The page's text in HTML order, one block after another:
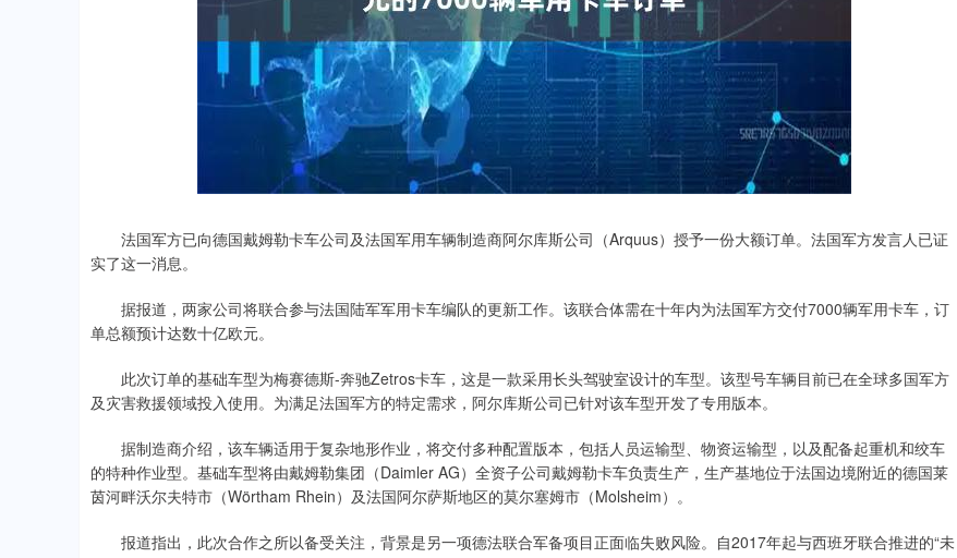
法国军方已向德国戴姆勒卡车公司及法国军用车辆制造商阿尔库斯公司（Arquus）授予一份大额订单。法国军方发言人已证
实了这一消息。
据报道，两家公司将联合参与法国陆军军用卡车编队的更新工作。该联合体需在十年内为法国军方交付7000辆军用卡车，订
单总额预计达数十亿欧元。
此次订单的基础车型为梅赛德斯-奔驰Zetros卡车，这是一款采用长头驾驶室设计的车型。该型号车辆目前已在全球多国军方
及灾害救援领域投入使用。为满足法国军方的特定需求，阿尔库斯公司已针对该车型开发了专用版本。
据制造商介绍，该车辆适用于复杂地形作业，将交付多种配置版本，包括人员运输型、物资运输型，以及配备起重机和绞车
的特种作业型。基础车型将由戴姆勒集团（Daimler AG）全资子公司戴姆勒卡车负责生产，生产基地位于法国边境附近的德国莱
茵河畔沃尔夫特市（Wörtham Rhein）及法国阿尔萨斯地区的莫尔塞姆市（Molsheim）。
报道指出，此次合作之所以备受关注，背景是另一项德法联合军备项目正面临失败风险。自2017年起与西班牙联合推进的“未